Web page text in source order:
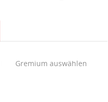
Gremium auswählen